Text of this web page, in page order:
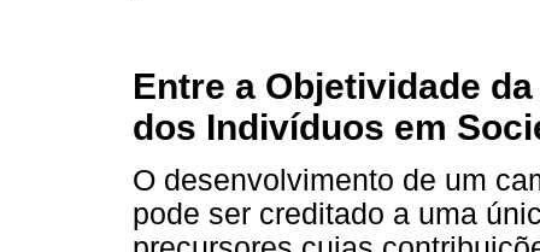
Entre a Objetividade
dos Indivíduos em
O desenvolvimento de um
pode ser creditado a uma